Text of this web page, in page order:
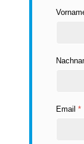
Email *